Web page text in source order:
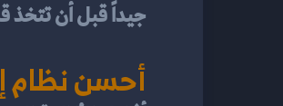
جيداً قبل أن تتخذ
أحسن نظام